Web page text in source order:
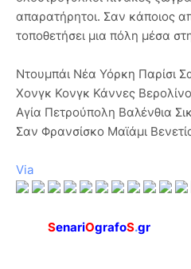
απαρατήρητοι. Σαν κάποιος
τοποθετήσει μια πόλη μέσα
Ντουμπάι Νέα Υόρκη Παρίσι
Χονγκ Κονγκ Κάννες
Αγία Πετρούπολη Βαλένθια
Σαν Φρανσίσκο Μαϊάμι
Via
SenariOgrafoS.gr